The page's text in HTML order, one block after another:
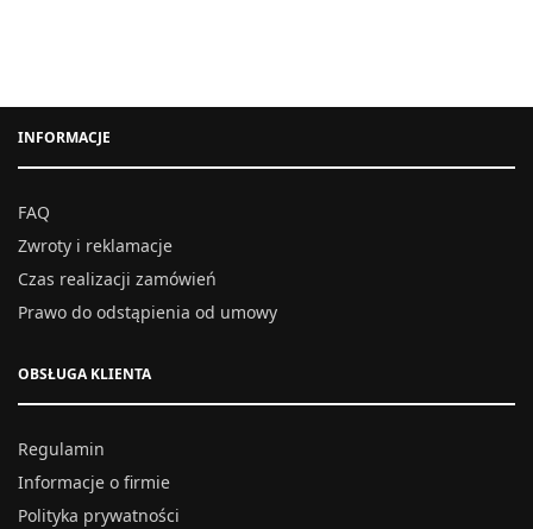
INFORMACJE
FAQ
Zwroty i reklamacje
Czas realizacji zamówień
Prawo do odstąpienia od umowy
OBSŁUGA KLIENTA
Regulamin
Informacje o firmie
Polityka prywatności